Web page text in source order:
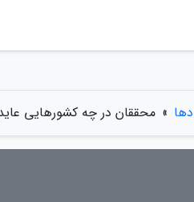
» محققان در چه کشورهایی